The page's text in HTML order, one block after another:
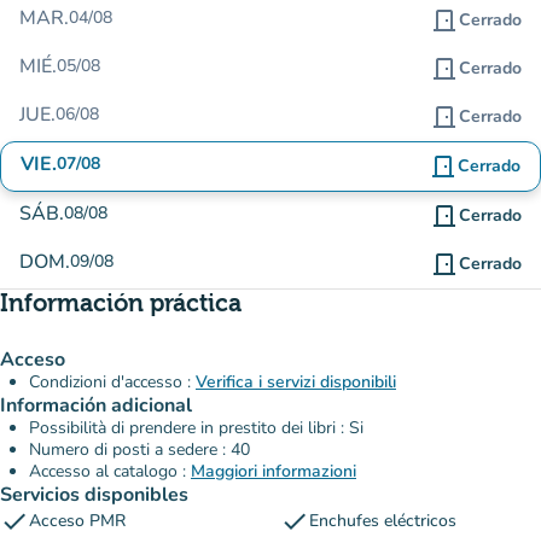
MAR.04/08 door_front Cerrado
MIÉ.05/08 door_front Cerrado
JUE.06/08 door_front Cerrado
VIE.07/08 door_front Cerrado
SÁB.08/08 door_front Cerrado
DOM.09/08 door_front Cerrado
Información práctica
Acceso
Condizioni d'accesso : Verifica i servizi disponibili
Información adicional
Possibilità di prendere in prestito dei libri : Si
Numero di posti a sedere : 40
Accesso al catalogo : Maggiori informazioni
Servicios disponibles
checkAcceso PMR check Enchufes eléctricos